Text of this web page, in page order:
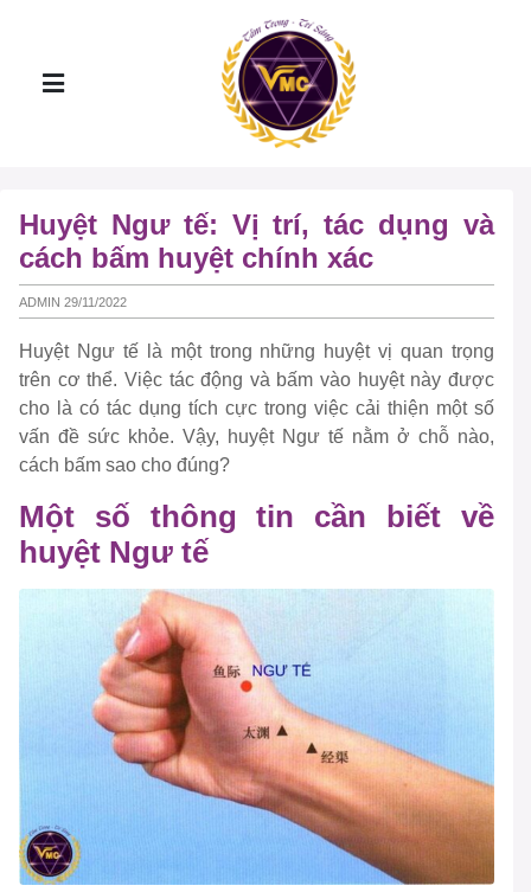
Huyệt Ngư tế: Vị trí, tác dụng và
cách bấm huyệt chính xác
ADMIN 29/11/2022
Huyệt Ngư tế là một trong những huyệt vị quan trọng
trên cơ thể. Việc tác động và bấm vào huyệt này được
cho là có tác dụng tích cực trong việc cải thiện một số
vấn đề sức khỏe. Vậy, huyệt Ngư tế nằm ở chỗ nào,
cách bấm sao cho đúng?
Một số thông tin cần biết về
huyệt Ngư tế